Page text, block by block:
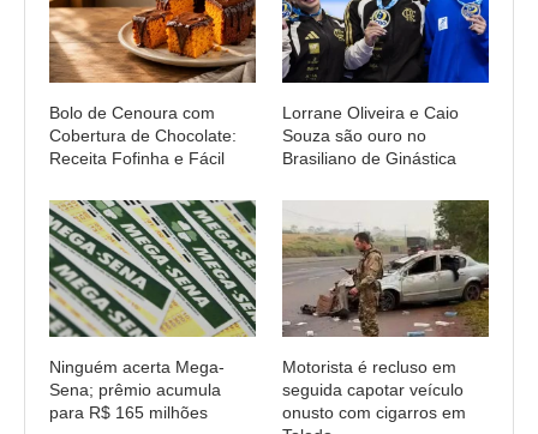
Bolo de Cenoura com
Cobertura de Chocolate:
Receita Fofinha e Fácil
Lorrane Oliveira e Caio
Souza são ouro no
Brasiliano de Ginástica
Ninguém acerta Mega-
Sena; prêmio acumula
para R$ 165 milhões
Motorista é recluso em
seguida capotar veículo
onusto com cigarros em